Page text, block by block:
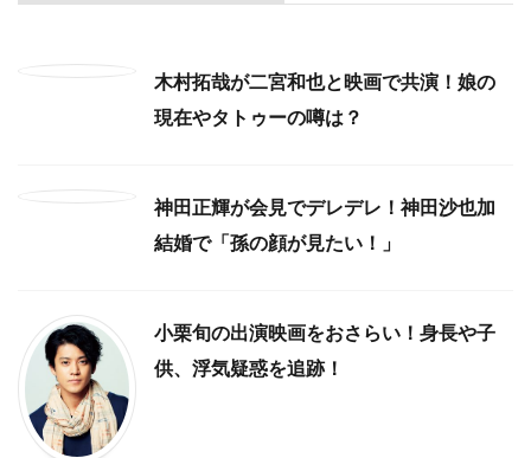
木村拓哉が二宮和也と映画で共演！娘の
現在やタトゥーの噂は？
神田正輝が会見でデレデレ！神田沙也加
結婚で「孫の顔が見たい！」
小栗旬の出演映画をおさらい！身長や子
供、浮気疑惑を追跡！